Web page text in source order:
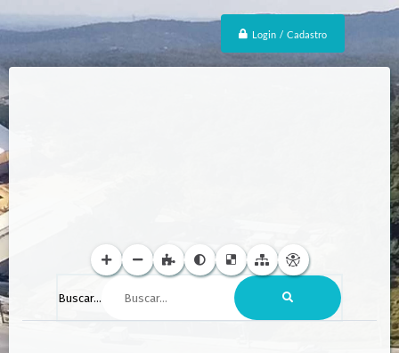
Login / Cadastro
Buscar...